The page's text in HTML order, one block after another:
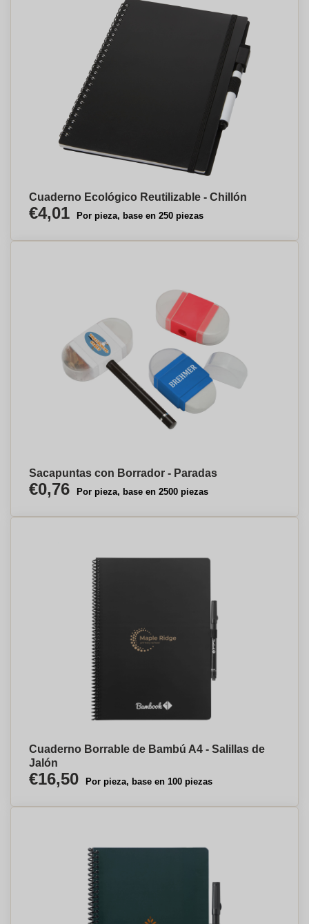
Cuaderno Ecológico Reutilizable - Chillón
€4,01 Por pieza, base en 250 piezas
Sacapuntas con Borrador - Paradas
€0,76 Por pieza, base en 2500 piezas
Cuaderno Borrable de Bambú A4 - Salillas de
Jalón
€16,50 Por pieza, base en 100 piezas